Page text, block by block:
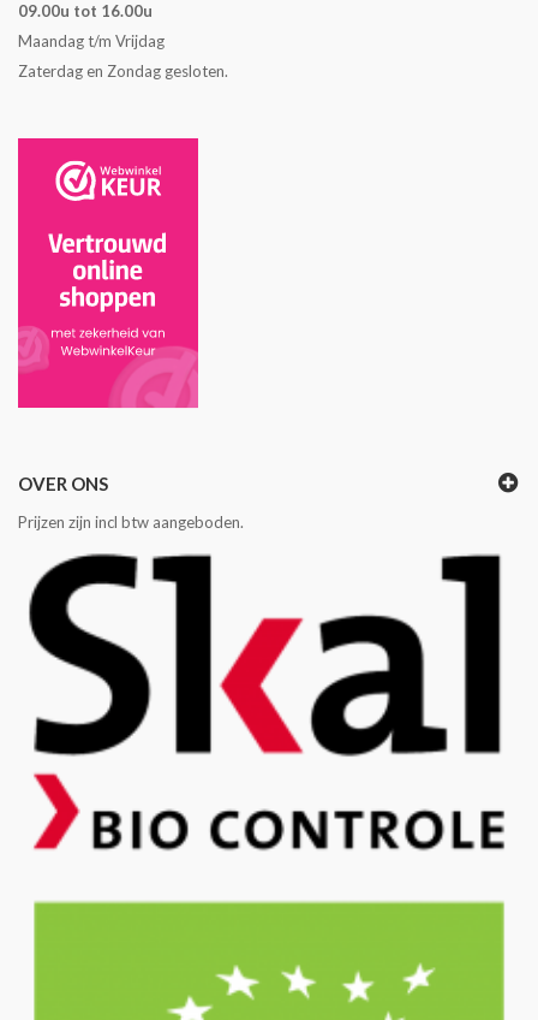
09.00u tot 16.00u
Maandag t/m Vrijdag
Zaterdag en Zondag gesloten.
OVER ONS
Prijzen zijn incl btw aangeboden.